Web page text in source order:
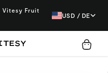
Vitesy Fruit
USD / DE